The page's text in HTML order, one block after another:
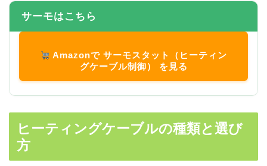
サーモはこちら
Amazonで サーモスタット（ヒーティン
グケーブル制御） を見る
ヒーティングケーブルの種類と選び
方